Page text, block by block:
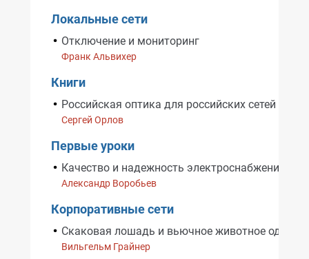
Локальные сети
Отключение и мониторинг
Франк Альвихер
Книги
Российская оптика для российских сетей
Сергей Орлов
Первые уроки
Качество и надежность электроснабжения
Александр Воробьев
Корпоративные сети
Скаковая лошадь и вьючное животное
Вильгельм Грайнер